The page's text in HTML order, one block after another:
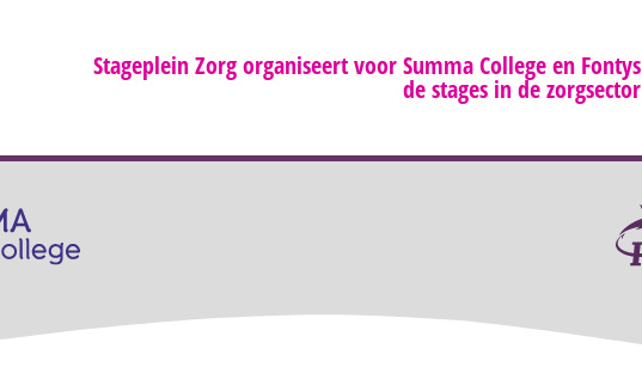
Stageplein Zorg organiseert voor Summa College en Fontys
de stages in de zorgsector